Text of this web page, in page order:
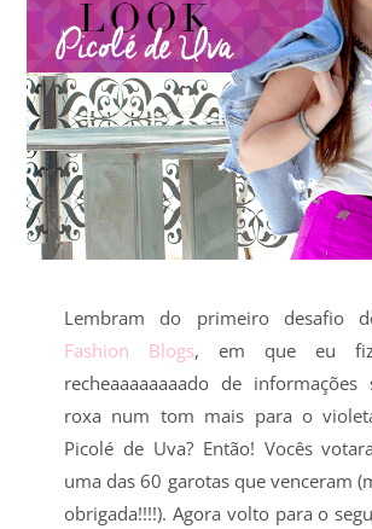
Lembram do primeiro desafio
Fashion Blogs, em que eu
recheaaaaaaaado de
roxa num tom mais para o
Picolé de Uva? Então! Vocês
uma das 60 garotas que venceram
obrigada!!!!). Agora volto para o